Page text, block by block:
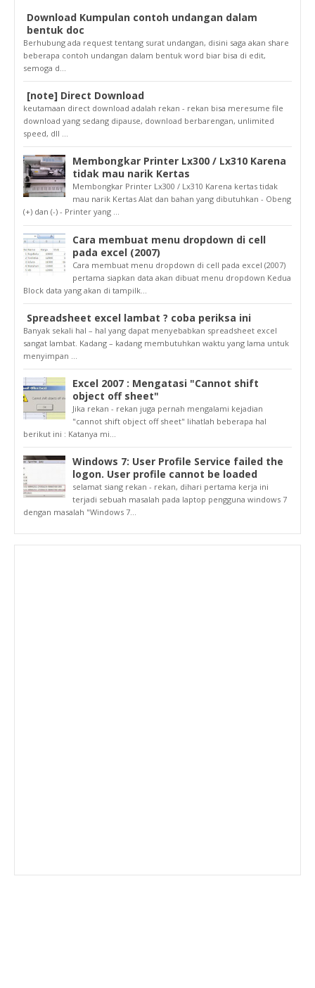
Download Kumpulan contoh undangan dalam
bentuk doc
Berhubung ada request tentang surat undangan, disini saga akan share
beberapa contoh undangan dalam bentuk word biar bisa di edit,
semoga d...
[note] Direct Download
keutamaan direct download adalah rekan - rekan bisa meresume file
download yang sedang dipause, download berbarengan, unlimited
speed, dll ...
Membongkar Printer Lx300 / Lx310 Karena
tidak mau narik Kertas
Membongkar Printer Lx300 / Lx310 Karena kertas tidak
mau narik Kertas Alat dan bahan yang dibutuhkan - Obeng
(+) dan (-) - Printer yang ...
Cara membuat menu dropdown di cell
pada excel (2007)
Cara membuat menu dropdown di cell pada excel (2007)
pertama siapkan data akan dibuat menu dropdown Kedua
Block data yang akan di tampilk...
Spreadsheet excel lambat ? coba periksa ini
Banyak sekali hal – hal yang dapat menyebabkan spreadsheet excel
sangat lambat. Kadang – kadang membutuhkan waktu yang lama untuk
menyimpan ...
Excel 2007 : Mengatasi "Cannot shift
object off sheet"
Jika rekan - rekan juga pernah mengalami kejadian
"cannot shift object off sheet" lihatlah beberapa hal
berikut ini : Katanya mi...
Windows 7: User Profile Service failed the
logon. User profile cannot be loaded
selamat siang rekan - rekan, dihari pertama kerja ini
terjadi sebuah masalah pada laptop pengguna windows 7
dengan masalah "Windows 7...